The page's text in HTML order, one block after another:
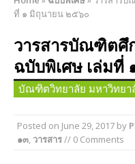
วารสารบัณฑิต
วารสารบัณฑิตศึ
มิถุนายน ๒๕๖๐
วารสารบัณฑิตศึ
มิถุนายน ๒๕๖๐
วารสารบัณฑิตศึ
๑๕ ฉบับที่ ๑ มก
ที่ ๑ มิถุนายน ๒๕๖๐
วารสารบัณฑิตศึ
ฉบับพิเศษ เล่มที่
บัณฑิตวิทยาลัย มหาวิทยา
Posted on June 29, 2017 by
๑๓, วารสาร// 0 Comments